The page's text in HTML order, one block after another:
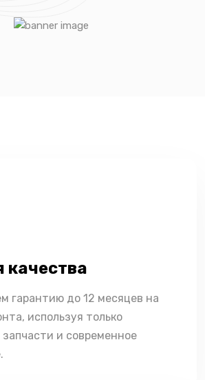
качества
гарантию до 12 месяцев на
используя только
и современное